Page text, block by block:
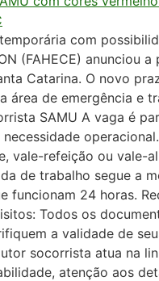
com
(FAHECE)
Catarina. O novo
área de emergência e
SAMU A vaga é
necessidade
vale-refeição ou vale-
de trabalho segue a
funcionam 24 horas.
Todos os
a validade de
socorrista atua na
atenção aos